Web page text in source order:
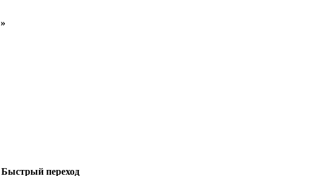
»
Быстрый переход